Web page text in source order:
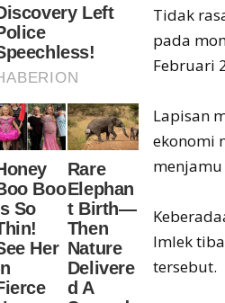
Tidak
pada
Februari
Lapisan
ekonomi
Imlek
tersebut.